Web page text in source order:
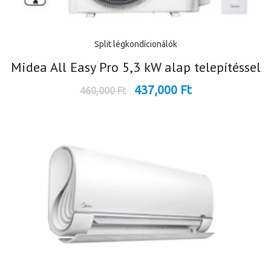
Split légkondícionálók
Midea All Easy Pro 5,3 kW alap telepítéssel
460,000Ft 437,000 Ft